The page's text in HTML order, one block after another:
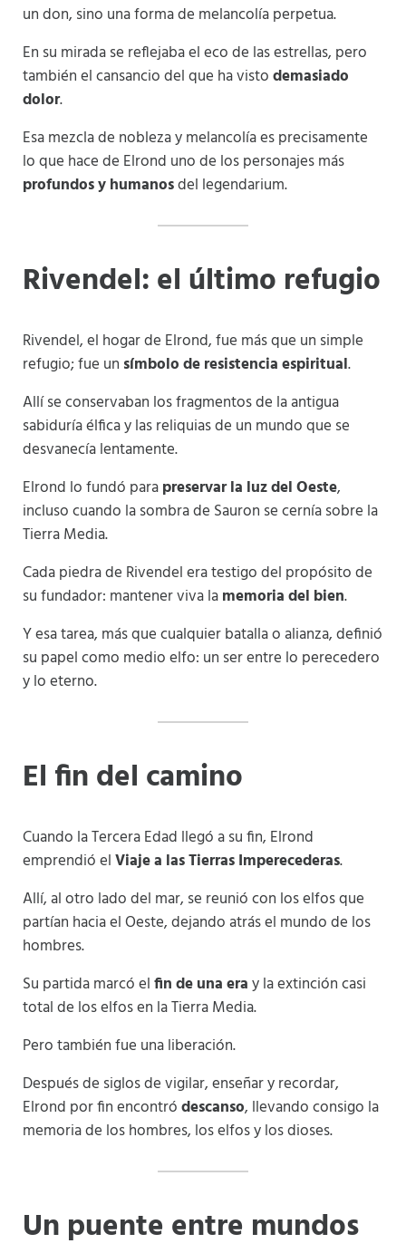
un don, sino una forma de melancolía perpetua.
En su mirada se reflejaba el eco de las estrellas, pero
también el cansancio del que ha vistodemasiado
dolor.
Esa mezcla de nobleza y melancolía es precisamente
lo que hace de Elrond uno de los personajes más
profundos y humanosdel legendarium.
Rivendel: el último refugio
Rivendel, el hogar de Elrond, fue más que un simple
refugio; fue un símbolo de resistencia espiritual.
Allí se conservaban los fragmentos de la antigua
sabiduría élfica y las reliquias de un mundo que se
desvanecía lentamente.
Elrond lo fundó parapreservar la luz del Oeste,
incluso cuando la sombra de Sauron se cernía sobre la
Tierra Media.
Cada piedra de Rivendel era testigo del propósito de
su fundador: mantener viva lamemoria del bien.
Y esa tarea, más que cualquier batalla o alianza, definió
su papel como medio elfo: un ser entre lo perecedero
y lo eterno.
El fin del camino
Cuando la Tercera Edad llegó a su fin, Elrond
emprendió elViaje a las Tierras Imperecederas.
Allí, al otro lado del mar, se reunió con los elfos que
partían hacia el Oeste, dejando atrás el mundo de los
hombres.
Su partida marcó elfin de una eray la extinción casi
total de los elfos en la Tierra Media.
Pero también fue una liberación.
Después de siglos de vigilar, enseñar y recordar,
Elrond por fin encontródescanso, llevando consigo la
memoria de los hombres, los elfos y los dioses.
Un puente entre mundos